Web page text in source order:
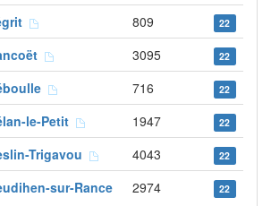
809 22
3095 22
716 22
le-Petit 1947 22
Trigavou 4043 22
sur-Rance 2974 22